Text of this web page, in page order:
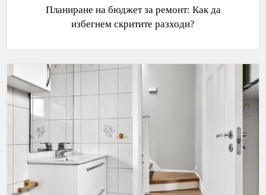
Планиране на бюджет за ремонт: Как да
избегнем скритите разходи?